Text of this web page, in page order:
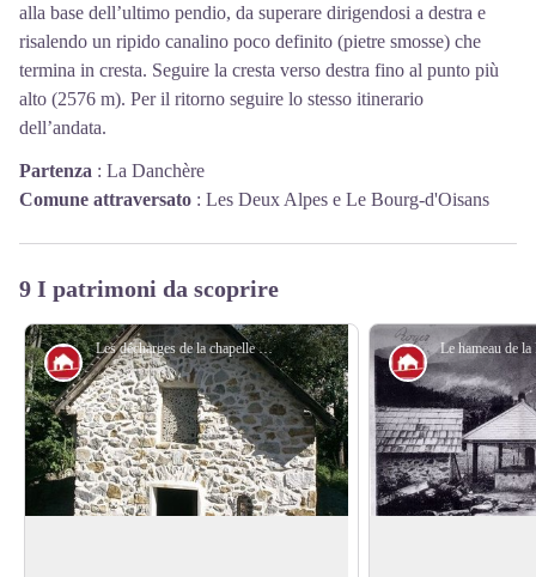
alla base dell’ultimo pendio, da superare dirigendosi a destra e
risalendo un ripido canalino poco definito (pietre smosse) che
termina in cresta. Seguire la cresta verso destra fino al punto più
alto (2576 m). Per il ritorno seguire lo stesso itinerario
dell’andata.
Partenza : La Danchère
Comune attraversato : Les Deux Alpes e Le Bourg-d'Oisans
9 I patrimoni da scoprire
Les décharges de la chapelle de la Danchère - Cyril Coursier - PNE
Architettura Architettura